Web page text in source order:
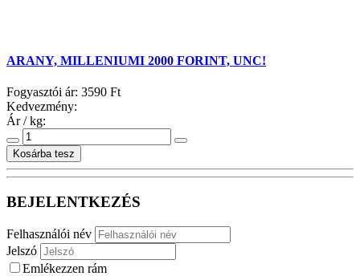
ARANY, MILLENIUMI 2000 FORINT, UNC!
Fogyasztói ár: 3590 Ft
Kedvezmény:
Ár / kg:
BEJELENTKEZÉS
Felhasználói név
Jelszó
Emlékezzen rám